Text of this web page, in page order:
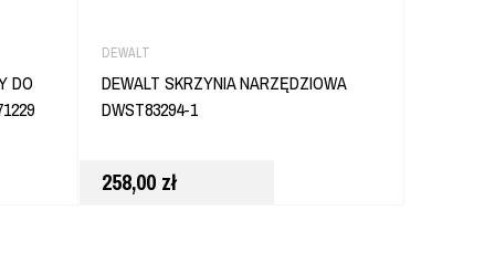
DO
DEWALT
DEWALT SKRZYNIA NARZĘDZIOWA
DWST83294-1
258,00 zł